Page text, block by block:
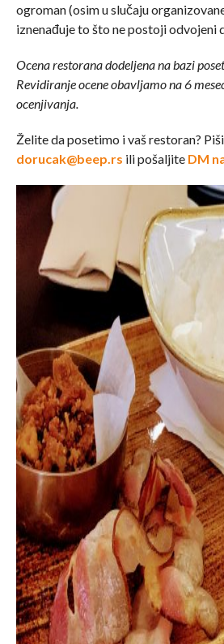
ogroman (osim u slučaju
iznenađuje to što ne postoji odvojeni
Ocena restorana dodeljena na bazi
Revidiranje ocene obavljamo na 6
ocenjivanja.
Želite da posetimo i vaš restoran?
dorucak@beep.rs ili pošaljite DM